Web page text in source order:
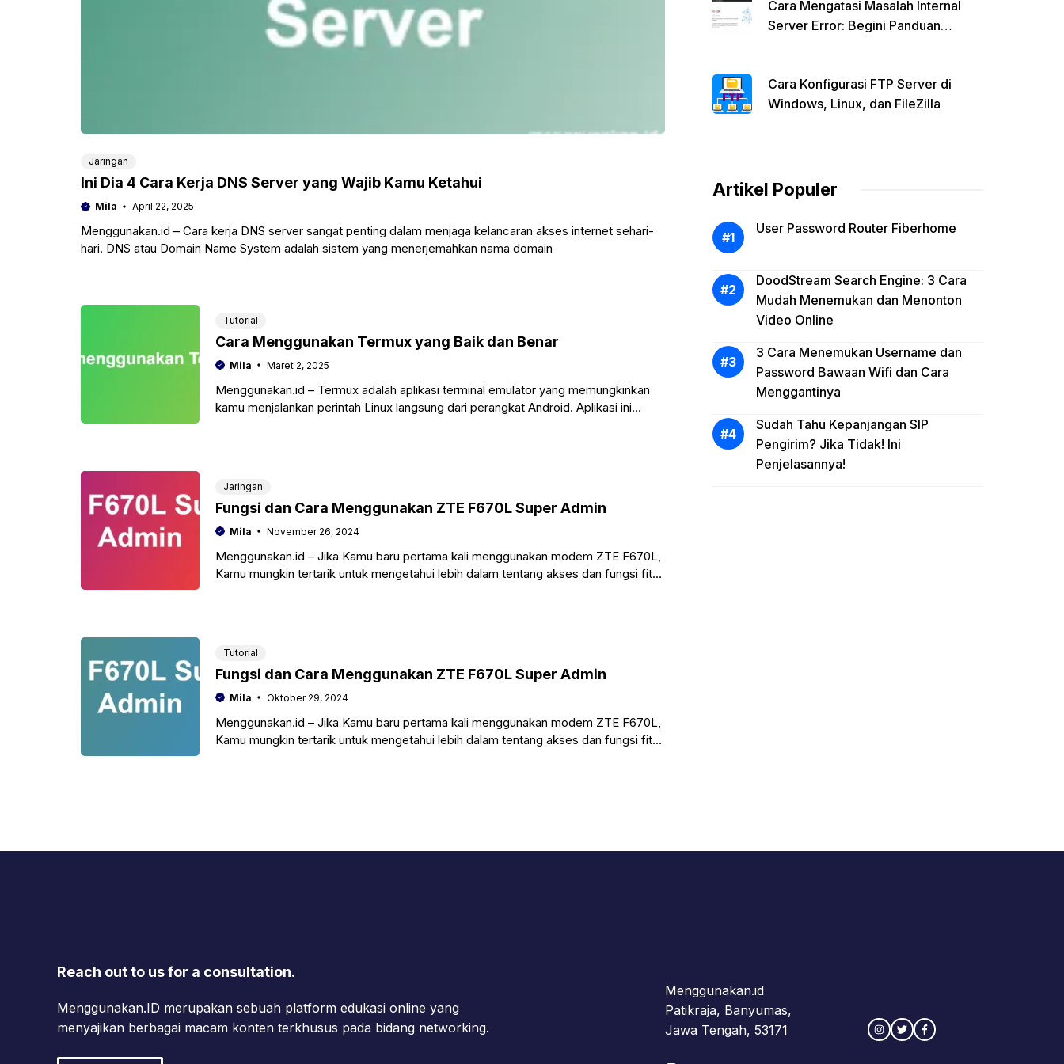
Jaringan
Ini Dia 4 Cara Kerja DNS Server yang Wajib Kamu Ketahui
Mila April 22, 2025
Menggunakan.id – Cara kerja DNS server sangat penting dalam menjaga kelancaran akses internet sehari-
hari. DNS atau Domain Name System adalah sistem yang menerjemahkan nama domain
Tutorial
Cara Menggunakan Termux yang Baik dan Benar
Mila Maret 2, 2025
Menggunakan.id – Termux adalah aplikasi terminal emulator yang memungkinkan
kamu menjalankan perintah Linux langsung dari perangkat Android. Aplikasi ini
Jaringan
Fungsi dan Cara Menggunakan ZTE F670L Super Admin
Mila November 26, 2024
Menggunakan.id – Jika Kamu baru pertama kali menggunakan modem ZTE F670L,
Kamu mungkin tertarik untuk mengetahui lebih dalam tentang akses dan fungsi fitur
Tutorial
Fungsi dan Cara Menggunakan ZTE F670L Super Admin
Mila Oktober 29, 2024
Menggunakan.id – Jika Kamu baru pertama kali menggunakan modem ZTE F670L,
Kamu mungkin tertarik untuk mengetahui lebih dalam tentang akses dan fungsi fitur
Cara Mengatasi Masalah Internal
Server Error: Begini Panduan
Cara Konfigurasi FTP Server di
Windows, Linux, dan FileZilla
Artikel Populer
User Password Router Fiberhome
DoodStream Search Engine: 3 Cara
Mudah Menemukan dan Menonton
Video Online
3 Cara Menemukan Username dan
Password Bawaan Wifi dan Cara
Menggantinya
Sudah Tahu Kepanjangan SIP
Pengirim? Jika Tidak! Ini
Penjelasannya!
Reach out to us for a consultation.
Menggunakan.ID merupakan sebuah platform edukasi online yang
menyajikan berbagai macam konten terkhusus pada bidang networking.
Menggunakan.id
Patikraja, Banyumas,
Jawa Tengah, 53171